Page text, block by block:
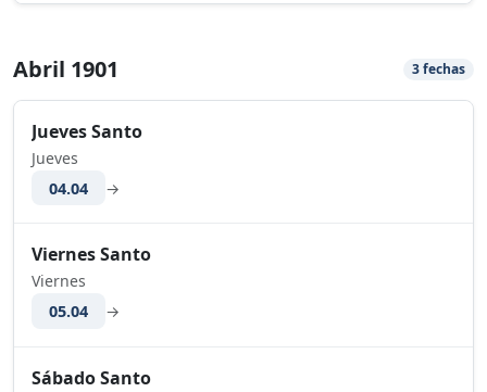
Abril 1901 3 fechas
Jueves Santo
Jueves
04.04
→
Viernes Santo
Viernes
05.04
→
Sábado Santo